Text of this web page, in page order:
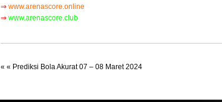
⇒ www.arenascore.online
⇒ www.arenascore.club
« « Prediksi Bola Akurat 07 – 08 Maret 2024